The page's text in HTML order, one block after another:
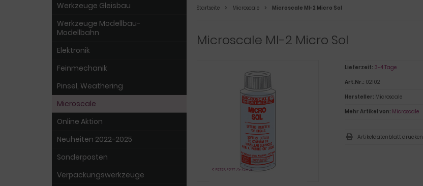
Startseite Microscale Microscale MI-2 Micro Sol
Microscale MI-2 Micro Sol
Lieferzeit: 3-4 Tage
Art.Nr.: 02102
Hersteller: Microscale
Mehr Artikel von: Microscale
Artikeldatenblatt drucken
Werkzeuge Gleisbau
Werkzeuge Modellbau-
Modellbahn
Elektronik
Feinmechanik
Pinsel, Weathering
Microscale
Online Aktion
Neuheiten 2022-2025
Sonderposten
Verpackungswerkzeuge